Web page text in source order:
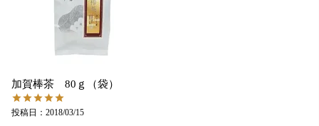
加賀棒茶 80ｇ（袋）
投稿日 2018/03/15